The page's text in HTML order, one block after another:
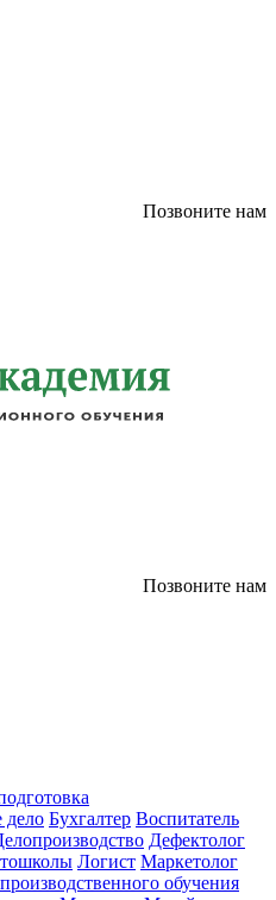
Позвоните нам
Позвоните нам
дело Бухгалтер Воспитатель
Дефектолог
Логист Маркетолог
обучения